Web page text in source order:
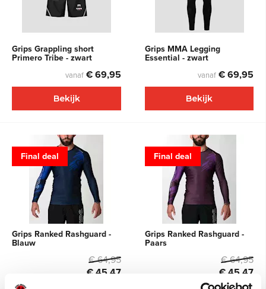
Grips Grappling short
Primero Tribe - zwart
vanaf € 69,95
Bekijk
Grips MMA Legging
Essential - zwart
vanaf € 69,95
Bekijk
Final deal
Grips Ranked Rashguard -
Blauw
€ 64,95
€ 45,47
Final deal
Grips Ranked Rashguard -
Paars
€ 64,95
€ 45,47